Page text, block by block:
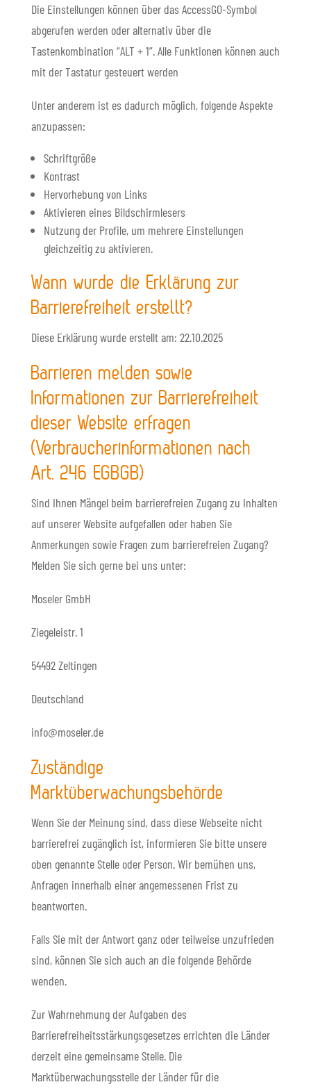
Die Einstellungen können über das AccessGO-Symbol
abgerufen werden oder alternativ über die
Tastenkombination “ALT + 1”. Alle Funktionen können auch
mit der Tastatur gesteuert werden
Unter anderem ist es dadurch möglich, folgende Aspekte
anzupassen:
Schriftgröße
Kontrast
Hervorhebung von Links
Aktivieren eines Bildschirmlesers
Nutzung der Profile, um mehrere Einstellungen
gleichzeitig zu aktivieren.
Wann wurde die Erklärung zur
Barrierefreiheit erstellt?
Diese Erklärung wurde erstellt am: 22.10.2025
Barrieren melden sowie
Informationen zur Barrierefreiheit
dieser Website erfragen
(Verbraucherinformationen nach
Art. 246 EGBGB)
Sind Ihnen Mängel beim barrierefreien Zugang zu Inhalten
auf unserer Website aufgefallen oder haben Sie
Anmerkungen sowie Fragen zum barrierefreien Zugang?
Melden Sie sich gerne bei uns unter:
Moseler GmbH
Ziegeleistr. 1
54492 Zeltingen
Deutschland
info@moseler.de
Zuständige
Marktüberwachungsbehörde
Wenn Sie der Meinung sind, dass diese Webseite nicht
barrierefrei zugänglich ist, informieren Sie bitte unsere
oben genannte Stelle oder Person. Wir bemühen uns,
Anfragen innerhalb einer angemessenen Frist zu
beantworten.
Falls Sie mit der Antwort ganz oder teilweise unzufrieden
sind, können Sie sich auch an die folgende Behörde
wenden.
Zur Wahrnehmung der Aufgaben des
Barrierefreiheitsstärkungsgesetzes errichten die Länder
derzeit eine gemeinsame Stelle. Die
Marktüberwachungsstelle der Länder für die